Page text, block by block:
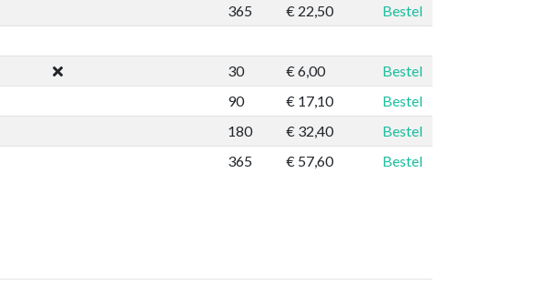
365
€ 22,50 Bestel
30 € 6,00
Bestel
90
€ 17,10
Bestel
180
€ 32,40
Bestel
365
€ 57,60 Bestel